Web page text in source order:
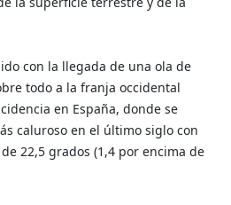
con la llegada de una ola de
todo a la franja occidental
en España, donde se
caluroso en el último siglo con
22,5 grados (1,4 por encima de